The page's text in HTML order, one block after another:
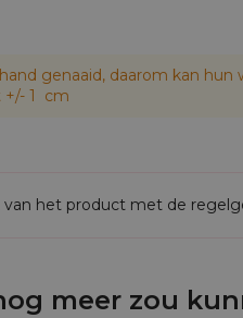
genaaid, daarom kan
1 cm
het product met de
meer zou